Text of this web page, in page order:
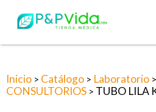
Inicio > Catálogo > Laboratorio >
CONSULTORIOS > TUBO LILA